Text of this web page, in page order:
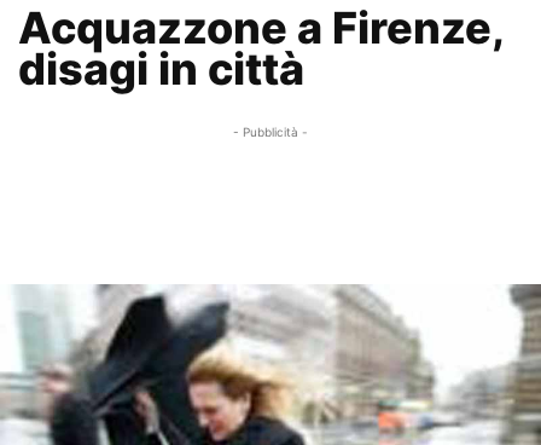
Acquazzone a Firenze,
disagi in città
- Pubblicità -